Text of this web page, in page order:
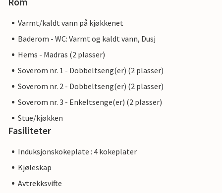
Varmt/kaldt vann på kjøkkenet
Baderom - WC: Varmt og kaldt vann, Dusj
Hems - Madras (2 plasser)
Soverom nr. 1 - Dobbeltseng(er) (2 plasser)
Soverom nr. 2 - Dobbeltseng(er) (2 plasser)
Soverom nr. 3 - Enkeltsenge(er) (2 plasser)
Stue/kjøkken
Fasiliteter
Induksjonskokeplate : 4 kokeplater
Kjøleskap
Avtrekksvifte